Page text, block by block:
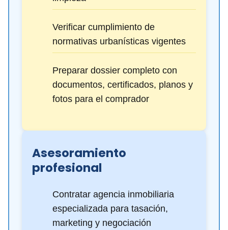
Verificar cumplimiento de
normativas urbanísticas vigentes
Preparar dossier completo con
documentos, certificados, planos y
fotos para el comprador
Asesoramiento
profesional
Contratar agencia inmobiliaria
especializada para tasación,
marketing y negociación